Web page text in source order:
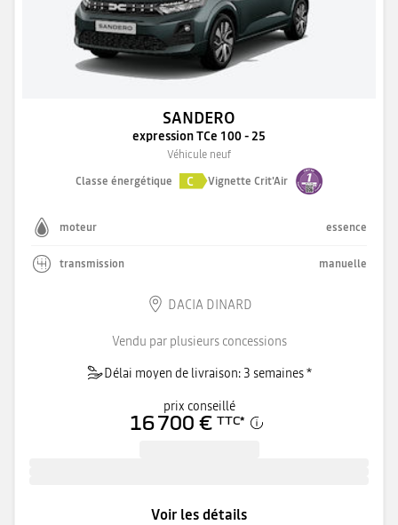
SANDERO
expression TCe 100 - 25
Véhicule neuf
Classe énergétique
C Vignette Crit'Air
moteur essence
transmission manuelle
DACIA DINARD
Vendu par plusieurs concessions
Délai moyen de livraison: 3 semaines *
prix conseillé
16 700 € TTC*
Voir les détails